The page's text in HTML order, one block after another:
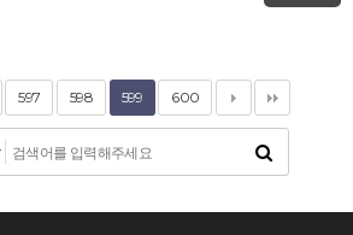
597 598 599 600